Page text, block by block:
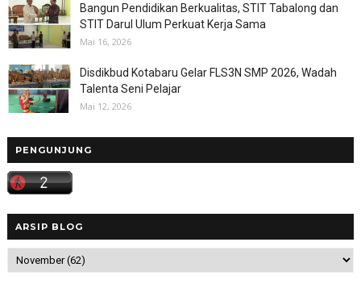
Bangun Pendidikan Berkualitas, STIT Tabalong dan
STIT Darul Ulum Perkuat Kerja Sama
Mai 16, 2026
Disdikbud Kotabaru Gelar FLS3N SMP 2026, Wadah
Talenta Seni Pelajar
Mai 12, 2026
PENGUNJUNG
ARSIP BLOG